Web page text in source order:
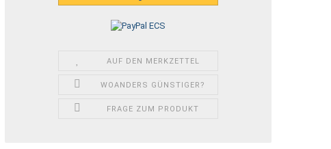
AUF DEN MERKZETTEL
WOANDERS GÜNSTIGER?
FRAGE ZUM PRODUKT